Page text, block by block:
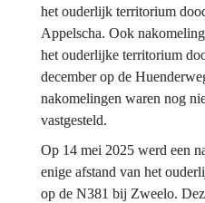
het ouderlijk territorium
Appelscha. Ook nakomeling
het ouderlijke territorium
december op de
nakomelingen waren nog
vastgesteld.
Op 14 mei 2025 werd een
enige afstand van het
op de N381 bij Zweelo.